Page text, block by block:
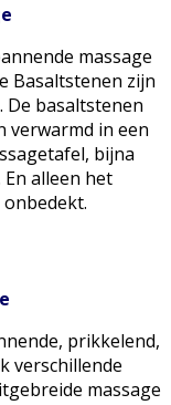
massage
Basaltstenen zijn
De basaltstenen
verwarmd in een
bijna
alleen het
onbedekt.
prikkelend,
verschillende
massage